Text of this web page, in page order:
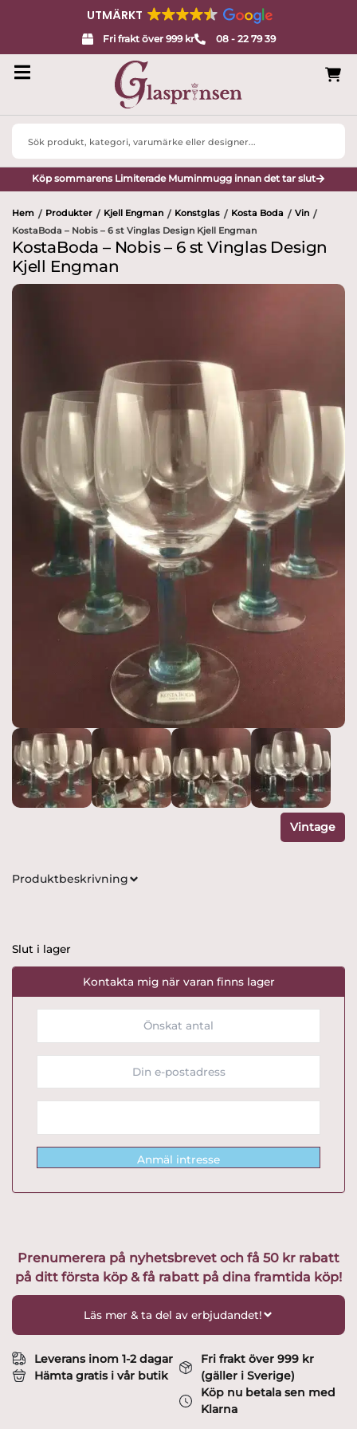
UTMÄRKT
Fri frakt över 999 kr 08 - 22 79 39
Search
Köp sommarens Limiterade Muminmugg innan det tar slut
Hem / Produkter / Kjell Engman / Konstglas / Kosta Boda / Vin /
KostaBoda – Nobis – 6 st Vinglas Design Kjell Engman
KostaBoda – Nobis – 6 st Vinglas Design
Kjell Engman
Vintage
Produktbeskrivning
Slut i lager
Kontakta mig när varan finns lager
Anmäl intresse
Prenumerera på nyhetsbrevet och få 50 kr rabatt
på ditt första köp & få rabatt på dina framtida köp!
Läs mer & ta del av erbjudandet!
Leverans inom 1-2 dagar
Hämta gratis i vår butik
Fri frakt över 999 kr
(gäller i Sverige)
Köp nu betala sen med
Klarna